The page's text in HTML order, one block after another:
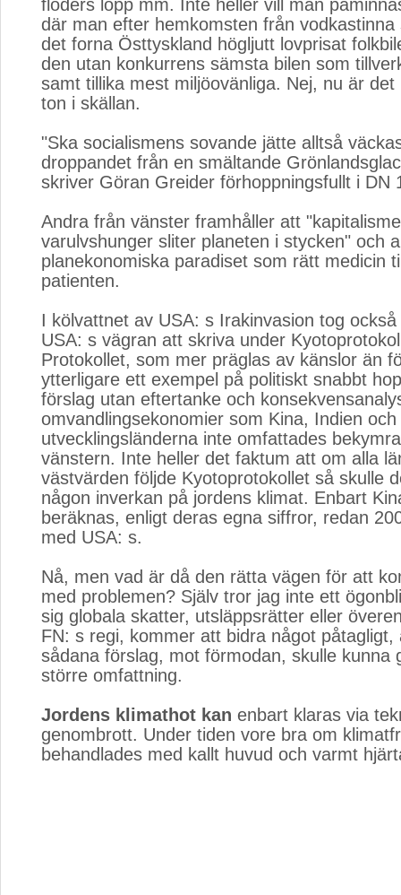
floders lopp mm. Inte heller vill man
där man efter hemkomsten från vodkastinna
det forna Östtyskland högljutt lovprisat
den utan konkurrens sämsta bilen som
samt tillika mest miljöovänliga. Nej, nu är det
ton i skällan.
"Ska socialismens sovande jätte alltså
droppandet från en smältande
skriver Göran Greider förhoppningsfullt i DN
Andra från vänster framhåller att
varulvshunger sliter planeten i stycken" och
planekonomiska paradiset som rätt medicin
patienten.
I kölvattnet av USA: s Irakinvasion tog
USA: s vägran att skriva under
Protokollet, som mer präglas av känslor än
ytterligare ett exempel på politiskt snabbt
förslag utan eftertanke och
omvandlingsekonomier som Kina, Indien
utvecklingsländerna inte omfattades
vänstern. Inte heller det faktum att om alla
västvärden följde Kyotoprotokollet så skulle
någon inverkan på jordens klimat. Enbart
beräknas, enligt deras egna siffror, redan
med USA: s.
Nå, men vad är då den rätta vägen för att
med problemen? Själv tror jag inte ett
sig globala skatter, utsläppsrätter eller
FN: s regi, kommer att bidra något påtagligt,
sådana förslag, mot förmodan, skulle kunna
större omfattning.
Jordens klimathot kan enbart klaras via
genombrott. Under tiden vore bra om
behandlades med kallt huvud och varmt